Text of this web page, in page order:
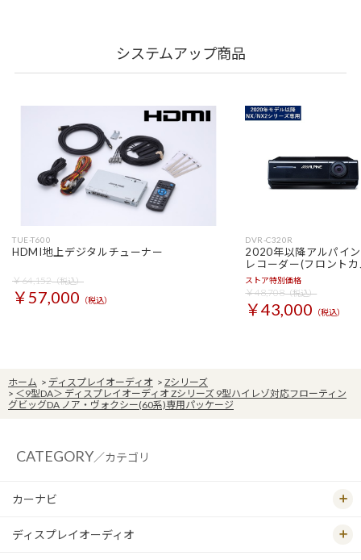
システムアップ商品
TUE-T600
HDMI地上デジタルチューナー
￥64,152（税込）
￥57,000 （税込）
DVR-C320R
2020年以降アルパイ
レコーダー(フロント
ストア特別価格
￥48,708（税込）
￥43,000 （税込）
ホーム > ディスプレイオーディオ > Zシリーズ
> ＜9型DA＞ ディスプレイオーディオ Zシリーズ 9型ハイレゾ対応フローティン
グビッグDA ノア・ヴォクシー(60系)専用パッケージ
CATEGORY／カテゴリ
カーナビ
ディスプレイオーディオ